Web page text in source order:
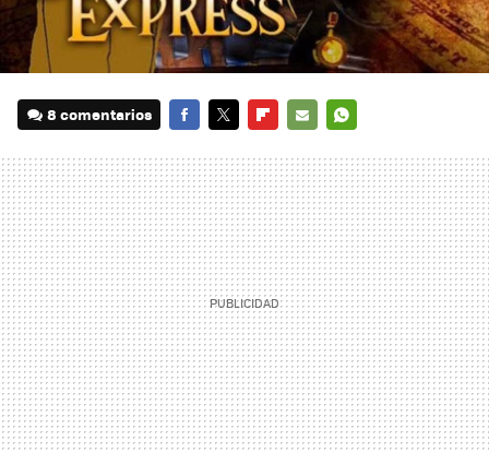
8 comentarios
MAIL